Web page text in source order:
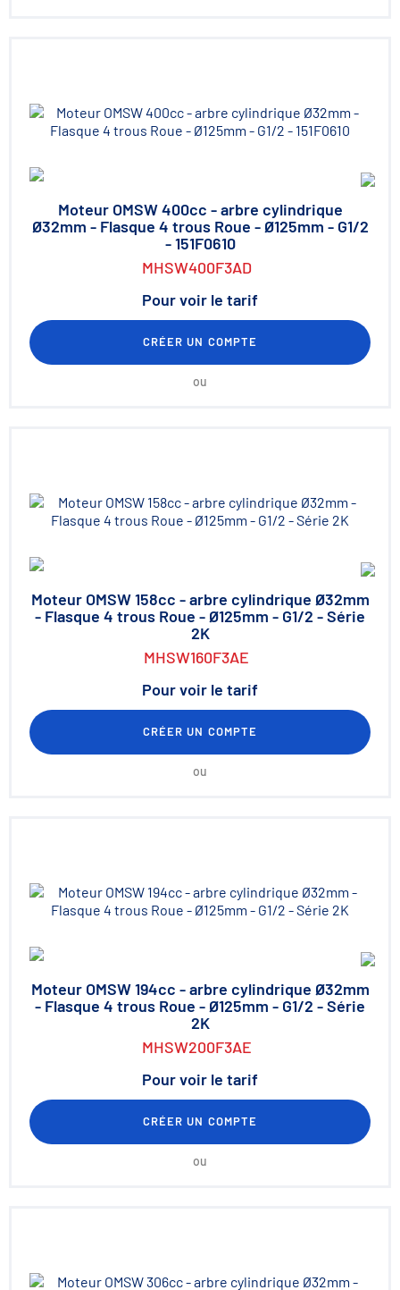
Moteur OMSW 400cc - arbre cylindrique
Ø32mm - Flasque 4 trous Roue - Ø125mm - G1/2
- 151F0610
MHSW400F3AD
Pour voir le tarif
CRÉER UN COMPTE
ou
Moteur OMSW 158cc - arbre cylindrique Ø32mm
- Flasque 4 trous Roue - Ø125mm - G1/2 - Série
2K
MHSW160F3AE
Pour voir le tarif
CRÉER UN COMPTE
ou
Moteur OMSW 194cc - arbre cylindrique Ø32mm
- Flasque 4 trous Roue - Ø125mm - G1/2 - Série
2K
MHSW200F3AE
Pour voir le tarif
CRÉER UN COMPTE
ou